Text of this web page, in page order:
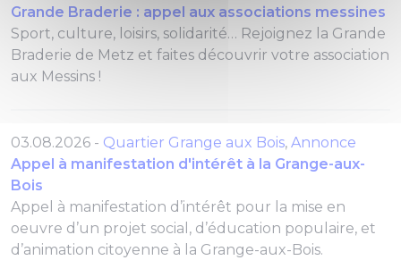
Grande Braderie : appel aux associations messines
Sport, culture, loisirs, solidarité… Rejoignez la Grande
Braderie de Metz et faites découvrir votre association
aux Messins !
03.08.2026 - Quartier Grange aux Bois, Annonce
Appel à manifestation d'intérêt à la Grange-aux-
Bois
Appel à manifestation d’intérêt pour la mise en
oeuvre d’un projet social, d’éducation populaire, et
d’animation citoyenne à la Grange-aux-Bois.